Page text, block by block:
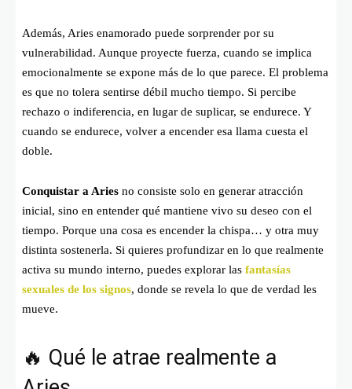
Además, Aries enamorado puede sorprender por su
vulnerabilidad. Aunque proyecte fuerza, cuando se implica
emocionalmente se expone más de lo que parece. El problema
es que no tolera sentirse débil mucho tiempo. Si percibe
rechazo o indiferencia, en lugar de suplicar, se endurece. Y
cuando se endurece, volver a encender esa llama cuesta el
doble.
Conquistar a Aries no consiste solo en generar atracción
inicial, sino en entender qué mantiene vivo su deseo con el
tiempo. Porque una cosa es encender la chispa… y otra muy
distinta sostenerla. Si quieres profundizar en lo que realmente
activa su mundo interno, puedes explorar las fantasías
sexuales de los signos, donde se revela lo que de verdad les
mueve.
🔥 Qué le atrae realmente a